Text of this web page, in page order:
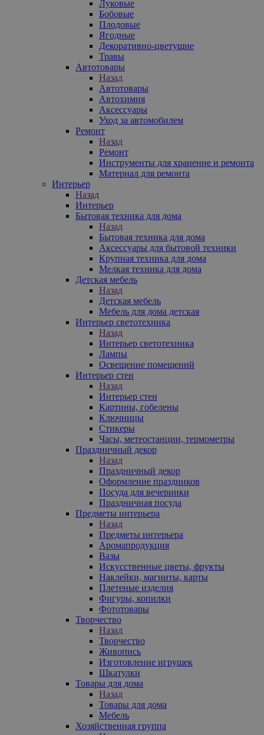
Луковые
Бобовые
Плодовые
Ягодные
Декоративно-цветущие
Травы
Автотовары
Назад
Автотовары
Автохимия
Аксессуары
Уход за автомобилем
Ремонт
Назад
Ремонт
Инструменты для хранение и ремонта
Материал для ремонта
Интерьер
Назад
Интерьер
Бытовая техника для дома
Назад
Бытовая техника для дома
Аксессуары для бытовой техники
Крупная техника для дома
Мелкая техника для дома
Детская мебель
Назад
Детская мебель
Мебель для дома детская
Интерьер светотехника
Назад
Интерьер светотехника
Лампы
Освещение помещений
Интерьер стен
Назад
Интерьер стен
Картины, гобелены
Ключницы
Стикеры
Часы, метеостанции, термометры
Праздничный декор
Назад
Праздничный декор
Оформление праздников
Посуда для вечеринки
Праздничная посуда
Предметы интерьера
Назад
Предметы интерьера
Аромапродукция
Вазы
Искусственные цветы, фрукты
Наклейки, магниты, карты
Плетеные изделия
Фигуры, копилки
Фототовары
Творчество
Назад
Творчество
Живопись
Изготовление игрушек
Шкатулки
Товары для дома
Назад
Товары для дома
Мебель
Хозяйственная группа